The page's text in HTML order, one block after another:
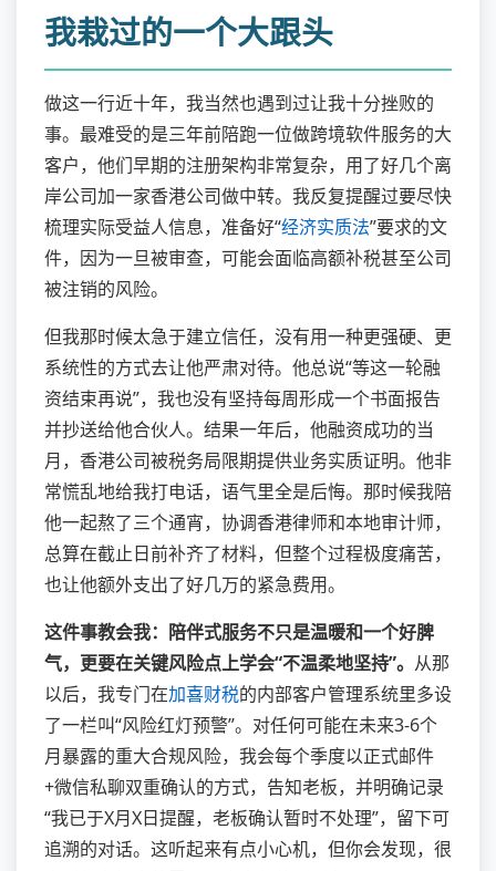
我栽过的一个大跟头
做这一行近十年，我当然也遇到过让我十分挫败的
事。最难受的是三年前陪跑一位做跨境软件服务的大
客户，他们早期的注册架构非常复杂，用了好几个离
岸公司加一家香港公司做中转。我反复提醒过要尽快
梳理实际受益人信息，准备好“经济实质法”要求的文
件，因为一旦被审查，可能会面临高额补税甚至公司
被注销的风险。
但我那时候太急于建立信任，没有用一种更强硬、更
系统性的方式去让他严肃对待。他总说“等这一轮融
资结束再说”，我也没有坚持每周形成一个书面报告
并抄送给他合伙人。结果一年后，他融资成功的当
月，香港公司被税务局限期提供业务实质证明。他非
常慌乱地给我打电话，语气里全是后悔。那时候我陪
他一起熬了三个通宵，协调香港律师和本地审计师，
总算在截止日前补齐了材料，但整个过程极度痛苦，
也让他额外支出了好几万的紧急费用。
这件事教会我：陪伴式服务不只是温暖和一个好脾
气，更要在关键风险点上学会“不温柔地坚持”。 从那
以后，我专门在加喜财税的内部客户管理系统里多设
了一栏叫“风险红灯预警”。对任何可能在未来3-6个
月暴露的重大合规风险，我会每个季度以正式邮件
+微信私聊双重确认的方式，告知老板，并明确记录
“我已于X月X日提醒，老板确认暂时不处理”，留下可
追溯的对话。这听起来有点小心机，但你会发现，很